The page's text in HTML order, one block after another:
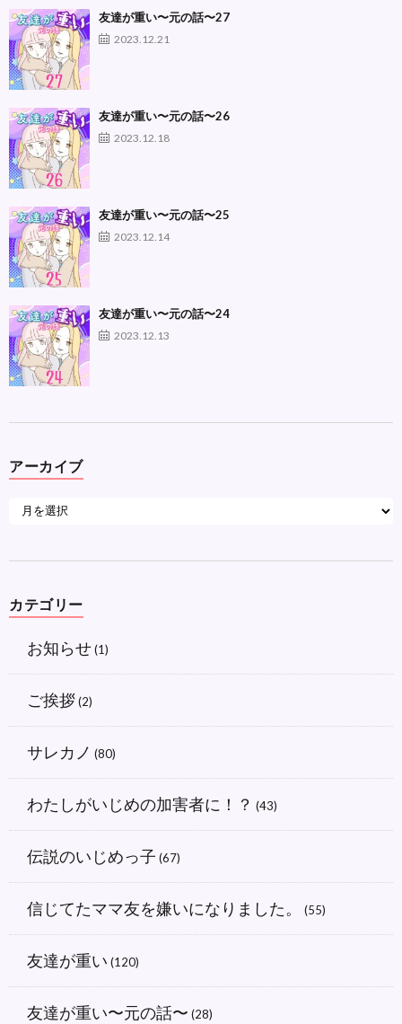
友達が重い〜元の話〜27
2023.12.21
友達が重い〜元の話〜26
2023.12.18
友達が重い〜元の話〜25
2023.12.14
友達が重い〜元の話〜24
2023.12.13
アーカイブ
カテゴリー
お知らせ(1)
ご挨拶(2)
サレカノ (80)
わたしがいじめの加害者に！？ (43)
伝説のいじめっ子 (67)
信じてたママ友を嫌いになりました。 (55)
友達が重い (120)
友達が重い〜元の話〜 (28)